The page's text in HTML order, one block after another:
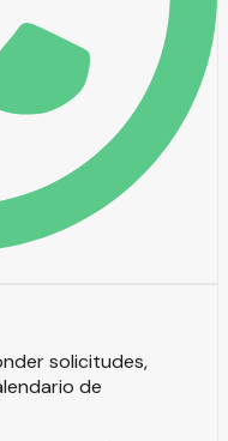
solicitudes,
de